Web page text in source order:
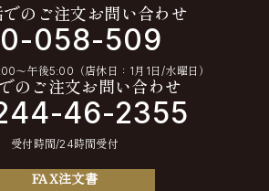
のご注文お問い合わせ
058-509
〜午後5:00（店休日：1月1日/水曜日）
のご注文お問い合わせ
46-2355
受付時間/24時間受付
FAX注文書